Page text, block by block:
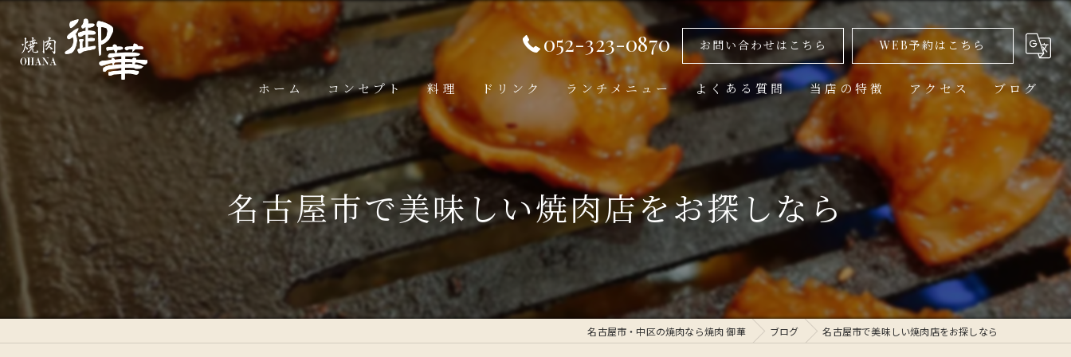
052-323-0870 お問い合わせはこちら WEB予約はこちら
ホーム コンセプト 料理 ドリンク ランチメニュー よくある質問 当店の特徴
美味しい
ランチ
高級
コース
アクセス ブログ
名古屋市で美味しい焼肉店をお探しなら
名古屋市・中区の焼肉なら焼肉 御華 ブログ 名古屋市で美味しい焼肉店をお探しなら